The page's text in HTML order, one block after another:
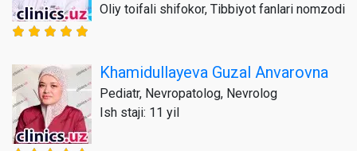
Oliy toifali shifokor, Tibbiyot fanlari nomzodi
Khamidullayeva Guzal Anvarovna
Pediatr, Nevropatolog, Nevrolog
Ish staji: 11 yil